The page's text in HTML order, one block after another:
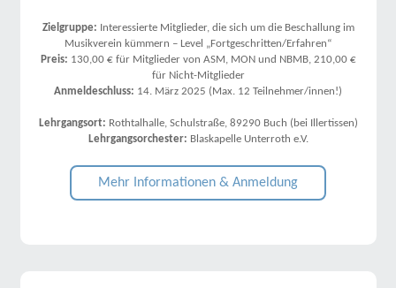
Zielgruppe: Interessierte Mitglieder, die sich um die Beschallung im
Musikverein kümmern – Level „Fortgeschritten/Erfahren“
Preis: 130,00 € für Mitglieder von ASM, MON und NBMB, 210,00 €
für Nicht-Mitglieder
Anmeldeschluss: 14. März 2025 (Max. 12 Teilnehmer/innen!)
Lehrgangsort: Rothtalhalle, Schulstraße, 89290 Buch (bei Illertissen)
Lehrgangsorchester: Blaskapelle Unterroth e.V.
Mehr Informationen & Anmeldung